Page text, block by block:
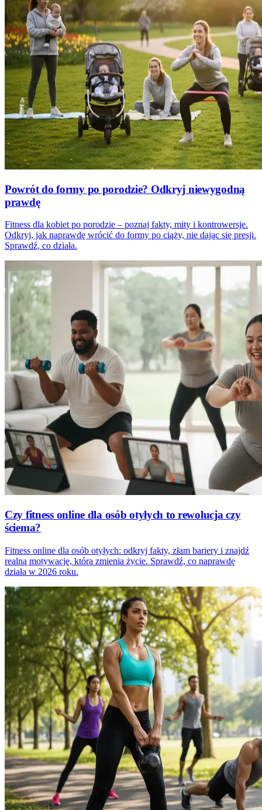
Powrót do formy po porodzie? Odkryj niewygodną
prawdę
Fitness dla kobiet po porodzie – poznaj fakty, mity i kontrowersje.
Odkryj, jak naprawdę wrócić do formy po ciąży, nie dając się presji.
Sprawdź, co działa.
Czy fitness online dla osób otyłych to rewolucja czy
ściema?
Fitness online dla osób otyłych: odkryj fakty, złam bariery i znajdź
realną motywację, która zmienia życie. Sprawdź, co naprawdę
działa w 2026 roku.